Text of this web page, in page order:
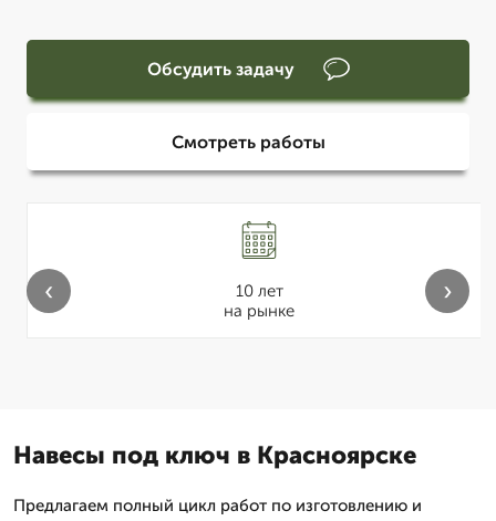
Обсудить задачу
Смотреть работы
10 лет
на рынке
‹ ›
Навесы под ключ в Красноярске
Предлагаем полный цикл работ по изготовлению и